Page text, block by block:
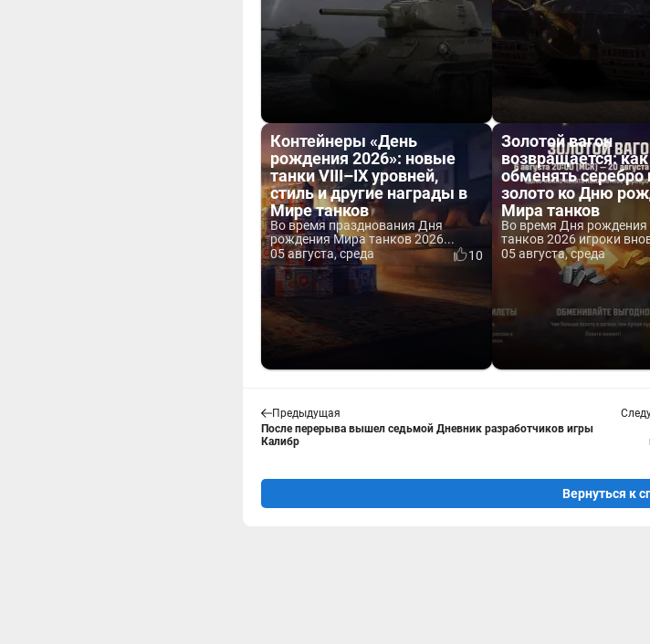
Контейнеры «День
рождения 2026»: новые
танки VIII–IX уровней,
стиль и другие награды в
Мире танков
Во время празднования Дня
рождения Мира танков 2026...
05 августа, среда
10
Золотой вагон
возвращается: как
обменять серебро
золото ко Дню
Мира танков
Во время Дня
танков 2026 игроки
05 августа, среда
Предыдущая
После перерыва вышел седьмой Дневник разработчиков игры
Калибр
Вернуться к